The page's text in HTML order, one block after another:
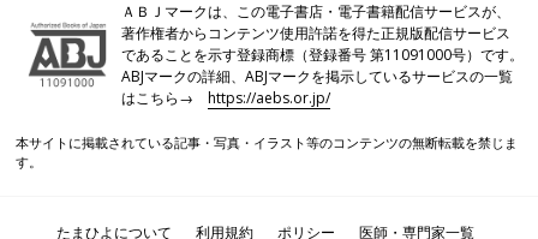
ＡＢＪマークは、この電子書店・電子書籍配信サービスが、
著作権者からコンテンツ使用許諾を得た正規版配信サービス
であることを示す登録商標（登録番号 第11091000号）です。
ABJマークの詳細、ABJマークを掲示しているサービスの一覧
はこちら→https://aebs.or.jp/
本サイトに掲載されている記事・写真・イラスト等のコンテンツの無断転載を禁じま
す。
たまひよについて 利用規約 ポリシー 医師・専門家一覧